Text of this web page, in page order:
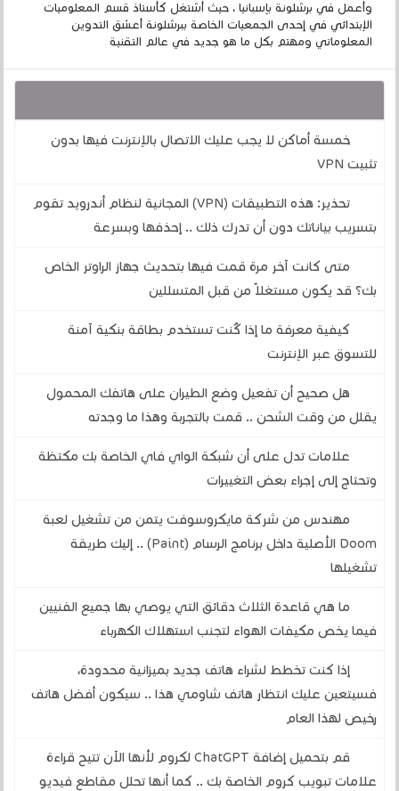
وأعمل في برشلونة بإسبانيا ، حيث أشتغل كأستاذ قسم المعلوميات
الإبتدائي في إحدى الجمعيات الخاصة ببرشلونة أعشق التدوين
المعلوماتي ومهتم بكل ما هو جديد في عالم التقنية
خمسة أماكن لا يجب عليك الاتصال بالإنترنت فيها بدون
تثبيت VPN
تحذير: هذه التطبيقات (VPN) المجانية لنظام أندرويد تقوم
بتسريب بياناتك دون أن تدرك ذلك .. إحذفها وبسرعة
متى كانت آخر مرة قمت فيها بتحديث جهاز الراوتر الخاص
بك؟ قد يكون مستغلاً من قبل المتسللين
كيفية معرفة ما إذا كُنت تستخدم بطاقة بنكية آمنة
للتسوق عبر الإنترنت
هل صحيح أن تفعيل وضع الطيران على هاتفك المحمول
يقلل من وقت الشحن .. قمت بالتجربة وهذا ما وجدته
علامات تدل على أن شبكة الواي فاي الخاصة بك مكتظة
وتحتاج إلى إجراء بعض التغييرات
مهندس من شركة مايكروسوفت يتمن من تشغيل لعبة
Doom الأصلية داخل برنامج الرسام (Paint) .. إليك طريقة
تشغيلها
ما هي قاعدة الثلاث دقائق التي يوصي بها جميع الفنيين
فيما يخص مكيفات الهواء لتجنب استهلاك الكهرباء
إذا كنت تخطط لشراء هاتف جديد بميزانية محدودة،
فسيتعين عليك انتظار هاتف شاومي هذا .. سيكون أفضل هاتف
رخيص لهذا العام
قم بتحميل إضافة ChatGPT لكروم لأنها الآن تتيح قراءة
علامات تبويب كروم الخاصة بك .. كما أنها تحلل مقاطع فيديو